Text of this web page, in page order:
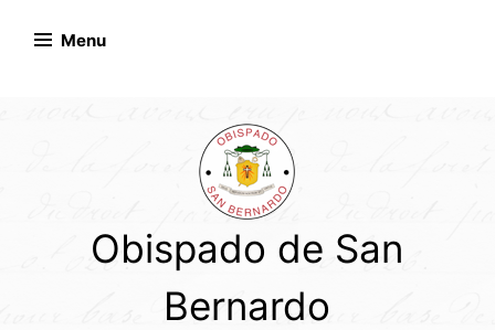
Menu
Obispado de San
Bernardo